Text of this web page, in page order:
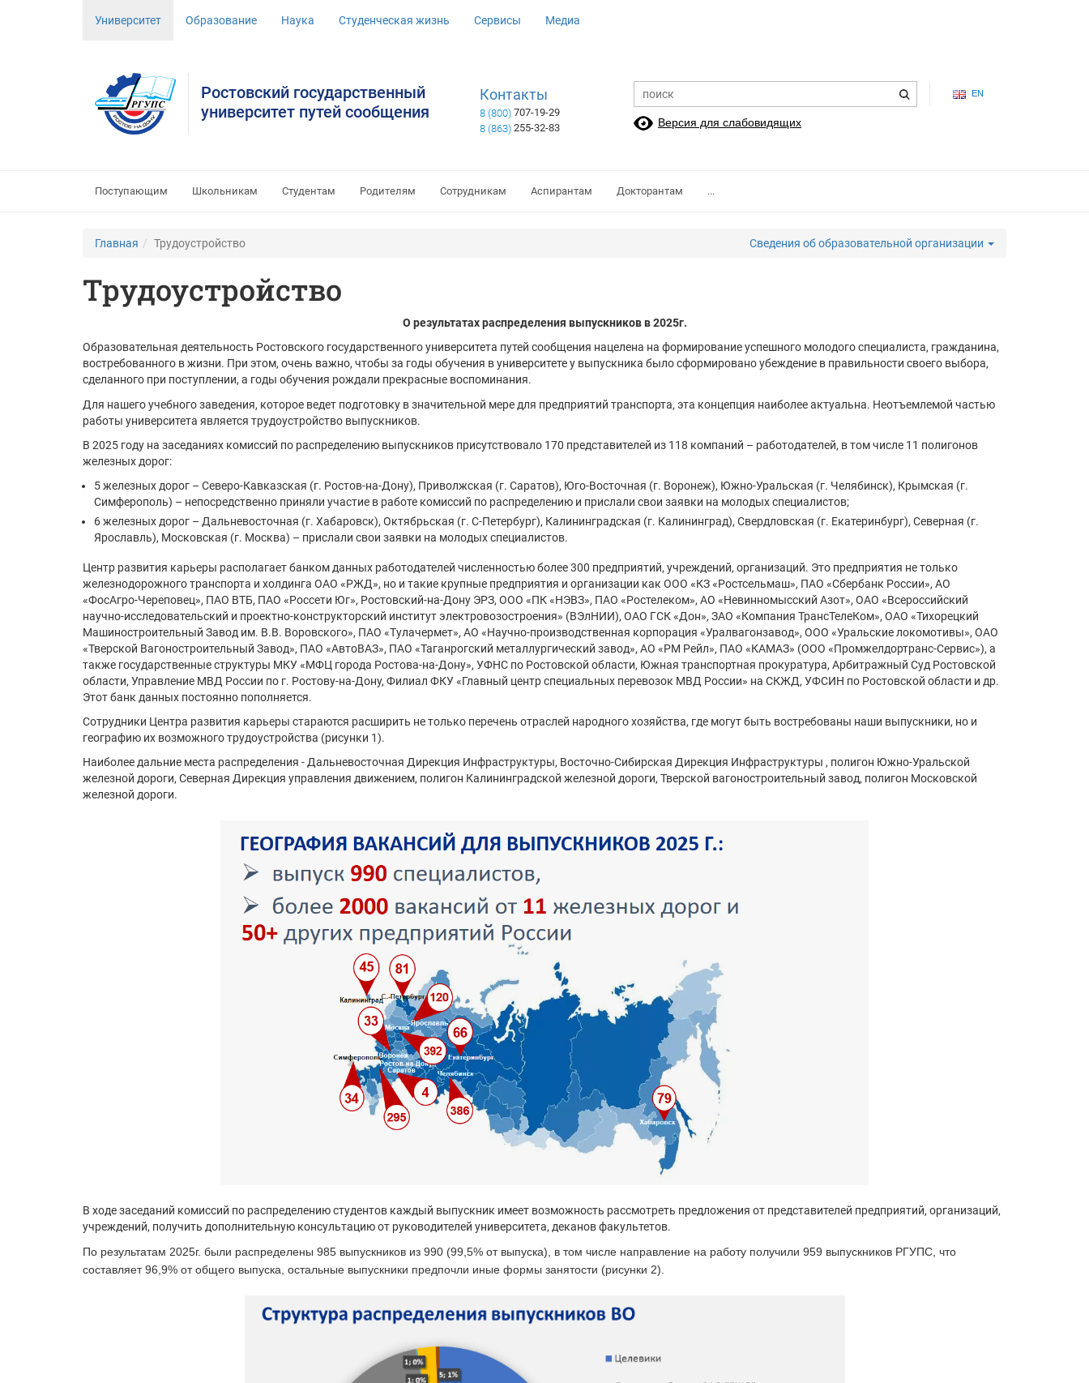
Университет Образование Наука Студенческая жизнь Сервисы Медиа
EN
Ростовский государственный
университет путей сообщения
Контакты
8 (800) 707-19-29
8 (863) 255-32-83 Версия для слабовидящих
Поступающим Школьникам Студентам Родителям Сотрудникам Аспирантам Докторантам ...
Главная Трудоустройство Сведения об образовательной организации
Трудоустройство
О результатах распределения выпускников в 2025г.
Образовательная деятельность Ростовского государственного университета путей сообщения нацелена на формирование успешного молодого специалиста, гражданина,
востребованного в жизни. При этом, очень важно, чтобы за годы обучения в университете у выпускника было сформировано убеждение в правильности своего выбора,
сделанного при поступлении, а годы обучения рождали прекрасные воспоминания.
Для нашего учебного заведения, которое ведет подготовку в значительной мере для предприятий транспорта, эта концепция наиболее актуальна. Неотъемлемой частью
работы университета является трудоустройство выпускников.
В 2025 году на заседаниях комиссий по распределению выпускников присутствовало 170 представителей из 118 компаний – работодателей, в том числе 11 полигонов
железных дорог:
5 железных дорог – Северо-Кавказская (г. Ростов-на-Дону), Приволжская (г. Саратов), Юго-Восточная (г. Воронеж), Южно-Уральская (г. Челябинск), Крымская (г.
Симферополь) – непосредственно приняли участие в работе комиссий по распределению и прислали свои заявки на молодых специалистов;
6 железных дорог – Дальневосточная (г. Хабаровск), Октябрьская (г. С-Петербург), Калининградская (г. Калининград), Свердловская (г. Екатеринбург), Северная (г.
Ярославль), Московская (г. Москва) – прислали свои заявки на молодых специалистов.
Центр развития карьеры располагает банком данных работодателей численностью более 300 предприятий, учреждений, организаций. Это предприятия не только
железнодорожного транспорта и холдинга ОАО «РЖД», но и такие крупные предприятия и организации как ООО «КЗ «Ростсельмаш», ПАО «Сбербанк России», АО
«ФосАгро-Череповец», ПАО ВТБ, ПАО «Россети Юг», Ростовский-на-Дону ЭРЗ, ООО «ПК «НЭВЗ», ПАО «Ростелеком», АО «Невинномысский Азот», ОАО «Всероссийский
научно-исследовательский и проектно-конструкторский институт электровозостроения» (ВЭлНИИ), ОАО ГСК «Дон», ЗАО «Компания ТрансТелеКом», ОАО «Тихорецкий
Машиностроительный Завод им. В.В. Воровского», ПАО «Тулачермет», АО «Научно-производственная корпорация «Уралвагонзавод», ООО «Уральские локомотивы», ОАО
«Тверской Вагоностроительный Завод», ПАО «АвтоВАЗ», ПАО «Таганрогский металлургический завод», АО «РМ Рейл», ПАО «КАМАЗ» (ООО «Промжелдортранс-Сервис»), а
также государственные структуры МКУ «МФЦ города Ростова-на-Дону», УФНС по Ростовской области, Южная транспортная прокуратура, Арбитражный Суд Ростовской
области, Управление МВД России по г. Ростову-на-Дону, Филиал ФКУ «Главный центр специальных перевозок МВД России» на СКЖД, УФСИН по Ростовской области и др.
Этот банк данных постоянно пополняется.
Сотрудники Центра развития карьеры стараются расширить не только перечень отраслей народного хозяйства, где могут быть востребованы наши выпускники, но и
географию их возможного трудоустройства (рисунки 1).
Наиболее дальние места распределения - Дальневосточная Дирекция Инфраструктуры, Восточно-Сибирская Дирекция Инфраструктуры , полигон Южно-Уральской
железной дороги, Северная Дирекция управления движением, полигон Калининградской железной дороги, Тверской вагоностроительный завод, полигон Московской
железной дороги.
В ходе заседаний комиссий по распределению студентов каждый выпускник имеет возможность рассмотреть предложения от представителей предприятий, организаций,
учреждений, получить дополнительную консультацию от руководителей университета, деканов факультетов.
По результатам 2025г. были распределены 985 выпускников из 990 (99,5% от выпуска), в том числе направление на работу получили 959 выпускников РГУПС, что
составляет 96,9% от общего выпуска, остальные выпускники предпочли иные формы занятости (рисунки 2).